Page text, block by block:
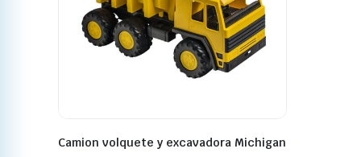
Camion volquete y excavadora Michigan